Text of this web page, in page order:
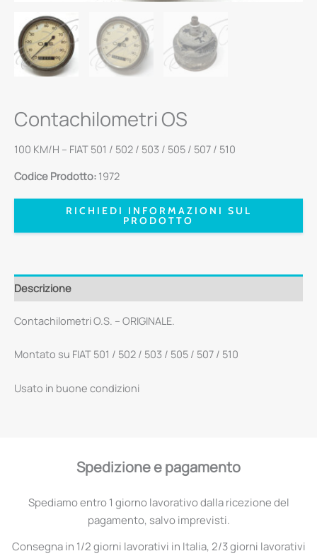
Contachilometri OS
100 KM/H – FIAT 501 / 502 / 503 / 505 / 507 / 510
Codice Prodotto: 1972
RICHIEDI INFORMAZIONI SUL
PRODOTTO
Descrizione
Contachilometri O.S. – ORIGINALE.
Montato su FIAT 501 / 502 / 503 / 505 / 507 / 510
Usato in buone condizioni
Spedizione e pagamento
Spediamo entro 1 giorno lavorativo dalla ricezione del
pagamento, salvo imprevisti.
Consegna in 1/2 giorni lavorativi in Italia, 2/3 giorni lavorativi